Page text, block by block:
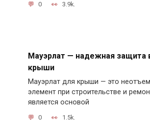
0 3.9k.
Мауэрлат — надежная защита
крыши
Мауэрлат для крыши — это
элемент при строительстве и
является основой
0 1.5k.